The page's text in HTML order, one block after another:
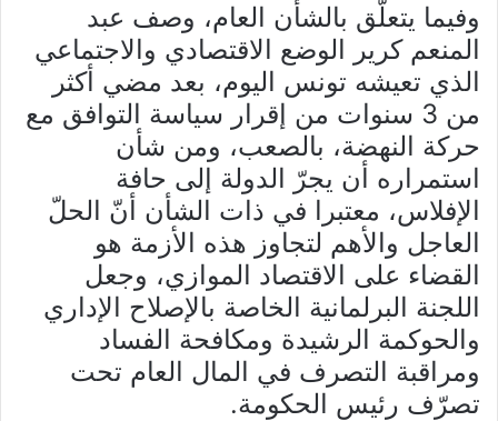
وفيما يتعلّق بالشأن العام، وصف عبد
المنعم كرير الوضع الاقتصادي والاجتماعي
الذي تعيشه تونس اليوم، بعد مضي أكثر
من 3 سنوات من إقرار سياسة التوافق مع
حركة النهضة، بالصعب، ومن شأن
استمراره أن يجرّ الدولة إلى حافة
الإفلاس، معتبرا في ذات الشأن أنّ الحلّ
العاجل والأهم لتجاوز هذه الأزمة هو
القضاء على الاقتصاد الموازي، وجعل
اللجنة البرلمانية الخاصة بالإصلاح الإداري
والحوكمة الرشيدة ومكافحة الفساد
ومراقبة التصرف في المال العام تحت
تصرّف رئيس الحكومة.